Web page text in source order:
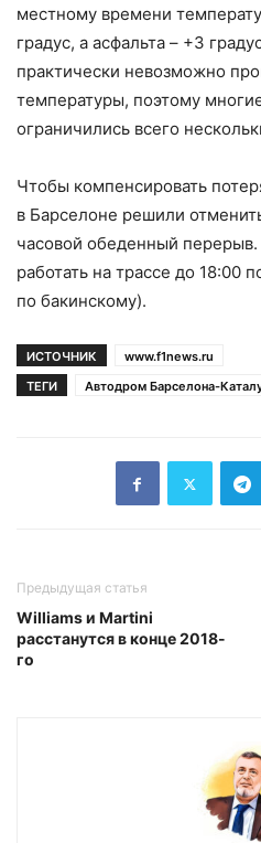
местному времени
градус, а асфальта – +3
практически невозможно
температуры, поэтому
ограничились всего
Чтобы компенсировать
в Барселоне решили
часовой обеденный
работать на трассе до 18:00
по бакинскому).
ИСТОЧНИК
www.f1news.ru
ТЕГИ
Автодром Барселона-
Предыдущая статья
Williams и Martini
расстанутся в конце 2018-
го